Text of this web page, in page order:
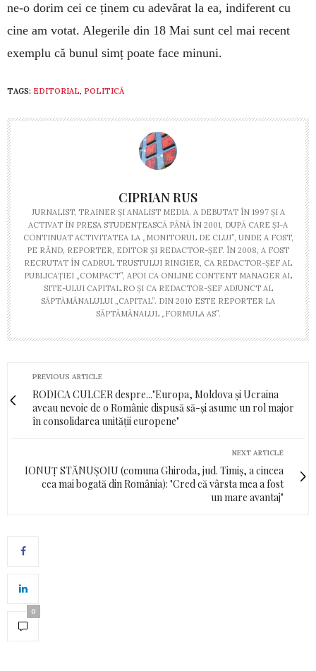
ne-o dorim cei ce ținem cu adevărat la ea, indiferent cu
cine am votat. Alegerile din 18 Mai sunt cel mai recent
exemplu că bunul simț poate face minuni.
TAGS: EDITORIAL, POLITICĂ
CIPRIAN RUS
JURNALIST, TRAINER ŞI ANALIST MEDIA. A DEBUTAT ÎN 1997 ŞI A
ACTIVAT ÎN PRESA STUDENŢEASCĂ PÂNĂ ÎN 2001, DUPĂ CARE ŞI-A
CONTINUAT ACTIVITATEA LA „MONITORUL DE CLUJ”, UNDE A FOST,
PE RÂND, REPORTER, EDITOR ŞI REDACTOR-ŞEF. ÎN 2008, A FOST
RECRUTAT ÎN CADRUL TRUSTULUI RINGIER, CA REDACTOR-ŞEF AL
PUBLICAŢIEI „COMPACT”, APOI CA ONLINE CONTENT MANAGER AL
SITE-ULUI CAPITAL.RO ŞI CA REDACTOR-ŞEF ADJUNCT AL
SĂPTĂMÂNALULUI „CAPITAL”. DIN 2010 ESTE REPORTER LA
SĂPTĂMÂNALUL „FORMULA AS”.
PREVIOUS ARTICLE
RODICA CULCER despre..."Europa, Moldova și Ucraina
aveau nevoie de o Românie dispusă să-și asume un rol major
în consolidarea unității europene"
NEXT ARTICLE
IONUȚ STĂNUȘOIU (comuna Ghiroda, jud. Timiș, a cincea
cea mai bogată din România): "Cred că vârsta mea a fost
un mare avantaj"
0